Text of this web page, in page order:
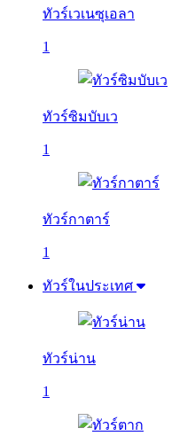
ทัวร์เวเนซุเอลา
1
ทัวร์ซิมบับเว
1
ทัวร์กาตาร์
1
ทัวร์ในประเทศ
ทัวร์น่าน
1